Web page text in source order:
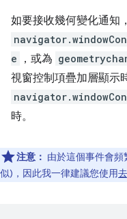
如要接收幾何變化通知
e
，或為
視窗控制項疊加層顯示
時。
注意： 由於這個事件會
似)，因此我一律建議您使用